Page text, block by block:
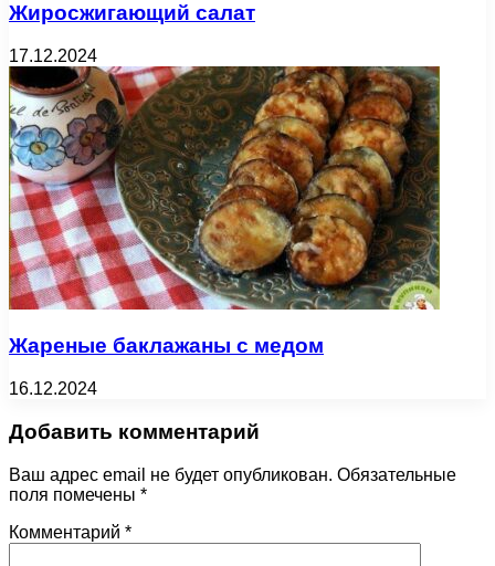
Жиросжигающий салат
17.12.2024
Жареные баклажаны с медом
16.12.2024
Добавить комментарий
Ваш адрес email не будет опубликован. Обязательные
поля помечены *
Комментарий *